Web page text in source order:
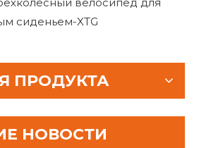
сиденьем-XTG
ПРОДУКТА
НОВОСТИ